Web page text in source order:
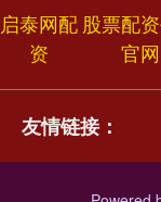
启泰网配
资
股票配
官网
友情链接：